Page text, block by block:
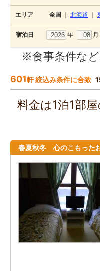
エリア 全国 北海道
宿泊日 年 月
※食事条件な
601軒 絞込み条件に合致
料金は1泊1部
春夏秋冬 心のこもった